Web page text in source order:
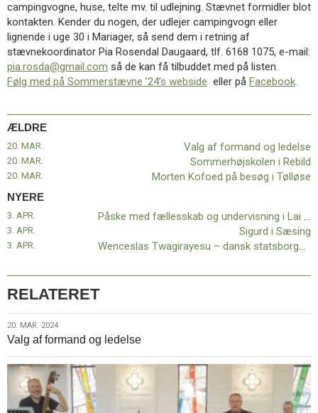
9.0:
Forside
10.0:
Nyheder
11.0:
Kalender
12.0:
Inspiration
13.0:
Værktøjskassen
14.0:
Mission
BaptistKirken
16.0:
Kontakt
Næste
indlæg:
Påske
med
fællesskab
og
undervisning
Baptist
Church
RingeForrige
indlæg:
Valg
af
formand
og
campingvogne, huse, telte mv. til udlejning. Stævnet formidler blot
kontakten. Kender du nogen, der udlejer campingvogn eller
lignende i uge 30 i Mariager, så send dem i retning af
stævnekoordinator Pia Rosendal Daugaard, tlf. 6168 1075, e-mail:
pia.rosda@gmail.com så de kan få tilbuddet med på listen.
Følg med på Sommerstævne ’24’s webside eller på Facebook.
ÆLDRE
20. MAR. Valg af formand og ledelse
20. MAR. Sommerhøjskolen i Rebild
20. MAR. Morten Kofoed på besøg i Tølløse
NYERE
Påske med fællesskab og undervisning i Lai Baptist Church i Ringe
3. APR.
Sigurd i Sæsing
3. APR.
Wenceslas Twagirayesu – dansk statsborger, svigtet og efterladt af Danmark
3. APR.
RELATERET
20.
mar.
2024
20. MAR. 2024
Valg af formand og ledelse